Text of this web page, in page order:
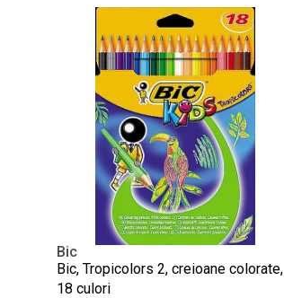
Bic
Bic, Tropicolors 2, creioane colorate,
18 culori